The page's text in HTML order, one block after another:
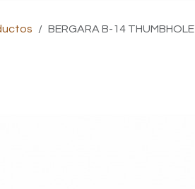
BERGARA B-14 THUMBHOLE